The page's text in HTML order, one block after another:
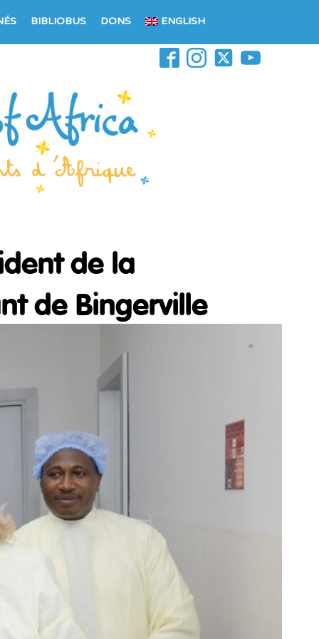
BIBLIOBUS DONS ENGLISH
de la
de Bingerville